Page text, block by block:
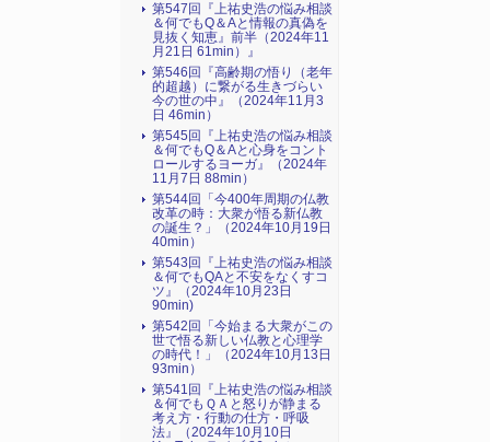
第547回『上祐史浩の悩み相談
＆何でもQ＆Aと情報の真偽を
見抜く知恵』前半（2024年11
月21日 61min）』
第546回『高齢期の悟り（老年
的超越）に繋がる生きづらい
今の世の中』（2024年11月3
日 46min）
第545回『上祐史浩の悩み相談
＆何でもQ＆Aと心身をコント
ロールするヨーガ』（2024年
11月7日 88min）
第544回「今400年周期の仏教
改革の時：大衆が悟る新仏教
の誕生？」（2024年10月19日
40min）
第543回『上祐史浩の悩み相談
＆何でもQAと不安をなくすコ
ツ』（2024年10月23日
90min)
第542回「今始まる大衆がこの
世で悟る新しい仏教と心理学
の時代！」（2024年10月13日
93min）
第541回『上祐史浩の悩み相談
＆何でもＱＡと怒りが静まる
考え方・行動の仕方・呼吸
法』（2024年10月10日